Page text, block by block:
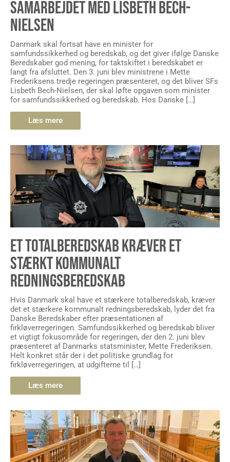
SAMARBEJDET MED LISBETH BECH-
NIELSEN
Danmark skal fortsat have en minister for
samfundssikkerhed og beredskab, og det giver ifølge Danske
Beredskaber god mening, for taktskiftet i beredskabet er
langt fra afsluttet. Den 3. juni blev ministrene i Mette
Frederiksens tredje regeringen præsenteret, og det bliver SFs
Lisbeth Bech-Nielsen, der skal løfte opgaven som minister
for samfundssikkerhed og beredskab. Hos Danske […]
Læs mere
ET TOTALBEREDSKAB KRÆVER ET
STÆRKT KOMMUNALT
REDNINGSBEREDSKAB
Hvis Danmark skal have et stærkere totalberedskab, kræver
det et stærkere kommunalt redningsberedskab, lyder det fra
Danske Beredskaber efter præsentationen af
firkløverregeringen. Samfundssikkerhed og beredskab bliver
et vigtigt fokusområde for regeringen, der den 2. juni blev
præsenteret af Danmarks statsminister, Mette Frederiksen.
Helt konkret står der i det politiske grundlag for
firkløverregeringen, at udgifterne til […]
Læs mere